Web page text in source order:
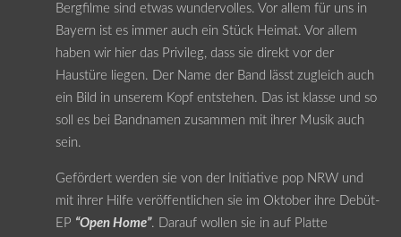
Bergfilme sind etwas wundervolles. Vor allem für uns in
Bayern ist es immer auch ein Stück Heimat. Vor allem
haben wir hier das Privileg, dass sie direkt vor der
Haustüre liegen. Der Name der Band lässt zugleich auch
ein Bild in unserem Kopf entstehen. Das ist klasse und so
soll es bei Bandnamen zusammen mit ihrer Musik auch
sein.
Gefördert werden sie von der Initiative pop NRW und
mit ihrer Hilfe veröffentlichen sie im Oktober ihre Debüt-
EP “Open Home”. Darauf wollen sie in auf Platte